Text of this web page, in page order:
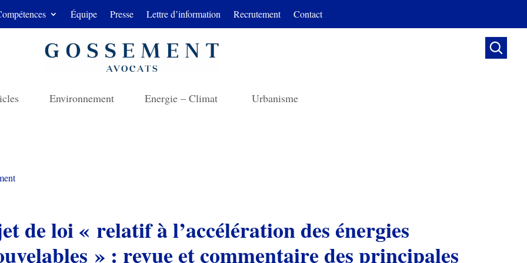
Équipe Presse Lettre d’information Recrutement Contact

Environnement Energie – Climat Urbanisme
de loi « relatif à l’accélération des énergies
» : revue et commentaire des principales